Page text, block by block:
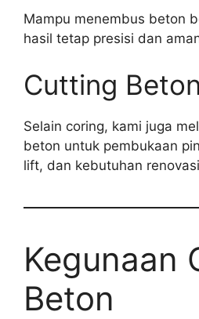
Mampu menembus beton
hasil tetap presisi dan
Cutting Beton
Selain coring, kami juga
beton untuk pembukaan
lift, dan kebutuhan
Kegunaan
Beton